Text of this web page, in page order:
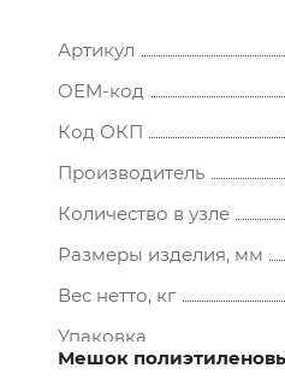
Артикул
OEM-код
Код ОКП
Производитель
Количество в узле
Размеры изделия, мм
Вес нетто, кг
Упаковка
Мешок